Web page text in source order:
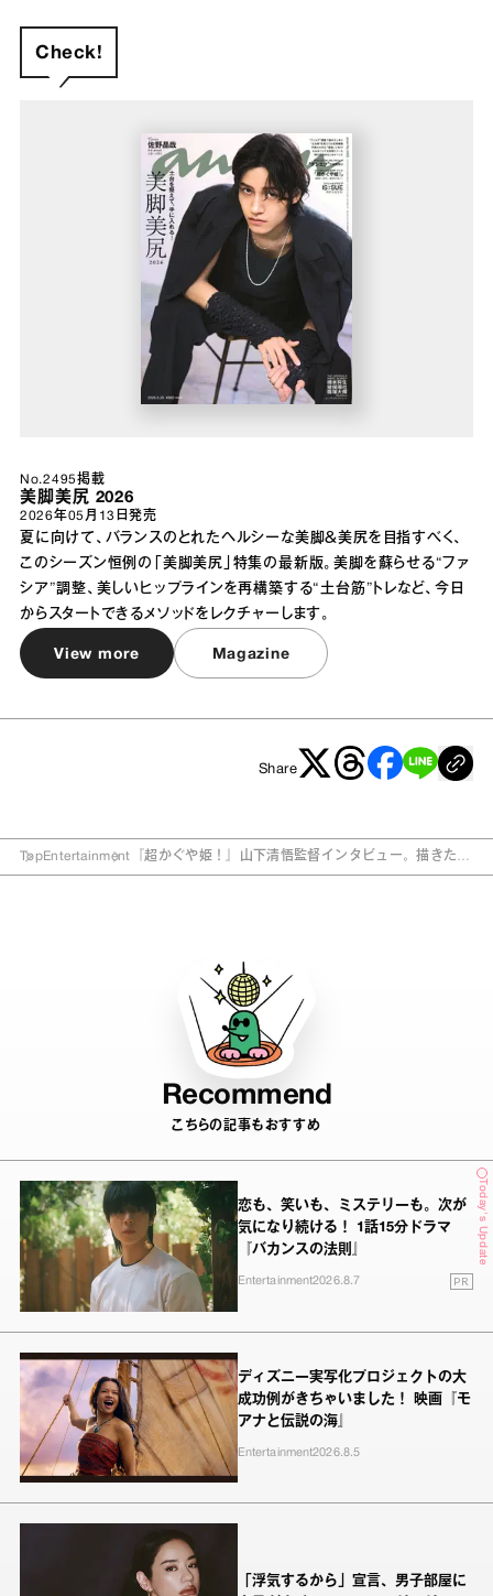
Check!
No.2495掲載
美脚美尻 2026
2026年05月13日 発売
夏に向けて、バランスのとれたヘルシーな美脚＆美尻を目指すべく、
このシーズン恒例の「美脚美尻」特集の最新版。美脚を蘇らせる“ファ
シア”調整、美しいヒップラインを再構築する“土台筋”トレなど、今日
からスタートできるメソッドをレクチャーします。
View more Magazine
Share
TopEntertainment 『超かぐや姫！』山下清悟監督インタビュー。描きたか
Recommend
こちらの記事もおすすめ
Today's Update
恋も、笑いも、ミステリーも。次が
気になり続ける！ 1話15分ドラマ
『バカンスの法則』
Entertainment2026.8.7 PR
ディズニー実写化プロジェクトの大
成功例がきちゃいました！ 映画『モ
アナと伝説の海』
Entertainment2026.8.5
「浮気するから」宣言、男子部屋に